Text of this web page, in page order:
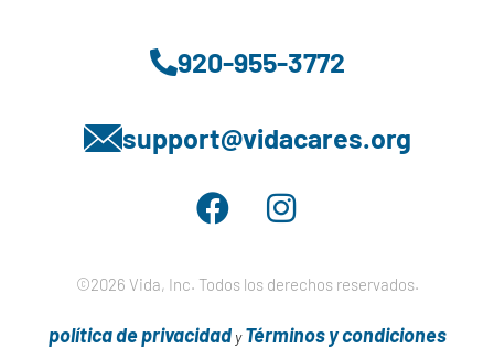
920-955-3772
support@vidacares.org
©2026 Vida, Inc. Todos los derechos reservados.
política de privacidadyTérminos y condiciones